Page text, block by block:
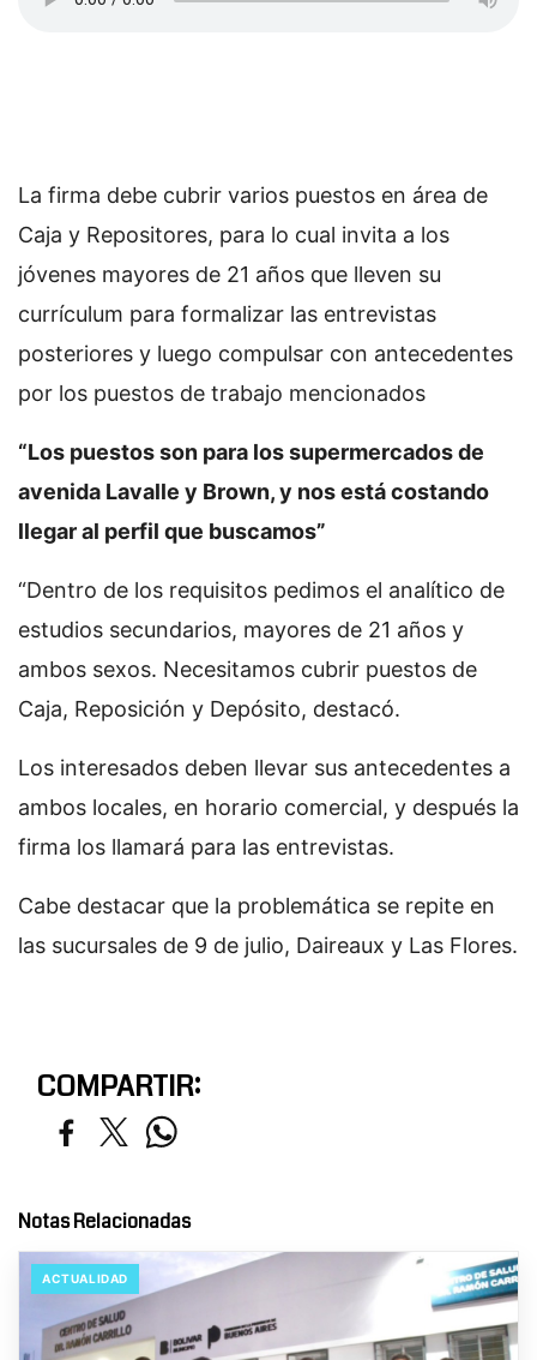
La firma debe cubrir varios puestos en área de
Caja y Repositores, para lo cual invita a los
jóvenes mayores de 21 años que lleven su
currículum para formalizar las entrevistas
posteriores y luego compulsar con antecedentes
por los puestos de trabajo mencionados
“Los puestos son para los supermercados de
avenida Lavalle y Brown, y nos está costando
llegar al perfil que buscamos”
“Dentro de los requisitos pedimos el analítico de
estudios secundarios, mayores de 21 años y
ambos sexos. Necesitamos cubrir puestos de
Caja, Reposición y Depósito, destacó.
Los interesados deben llevar sus antecedentes a
ambos locales, en horario comercial, y después la
firma los llamará para las entrevistas.
Cabe destacar que la problemática se repite en
las sucursales de 9 de julio, Daireaux y Las Flores.
COMPARTIR:
Notas Relacionadas
ACTUALIDAD